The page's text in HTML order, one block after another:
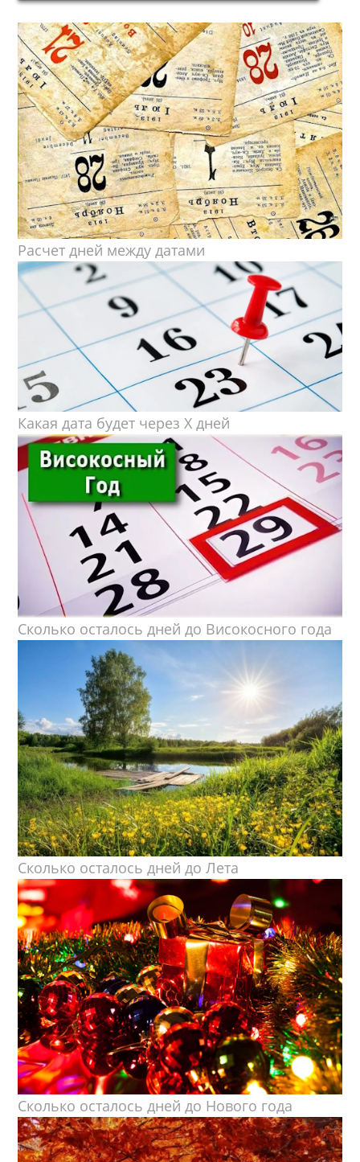
Расчет дней между датами
Какая дата будет через X дней
Сколько осталось дней до Високосного года
Сколько осталось дней до Лета
Сколько осталось дней до Нового года